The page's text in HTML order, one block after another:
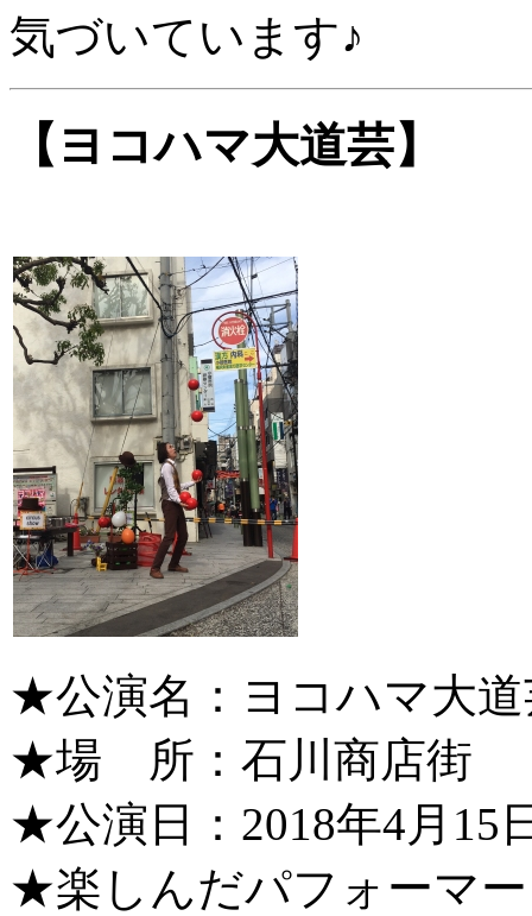
気づいています♪
【ヨコハマ大道芸】
★公演名：ヨコハマ大道
★場 所：石川商店街
★公演日：2018年4月15
★楽しんだパフォーマー